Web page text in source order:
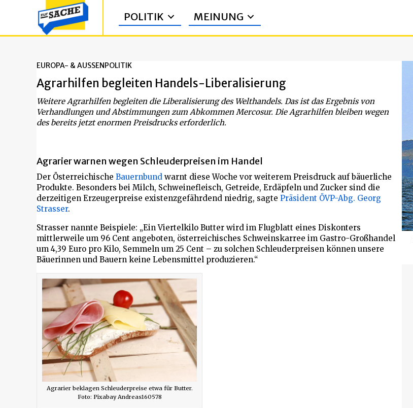
POLITIK MEINUNG
EUROPA- & AUSSENPOLITIK
Agrarhilfen begleiten Handels-Liberalisierung
Weitere Agrarhilfen begleiten die Liberalisierung des Welthandels. Das ist das Ergebnis von
Verhandlungen und Abstimmungen zum Abkommen Mercosur. Die Agrarhilfen bleiben wegen
des bereits jetzt enormen Preisdrucks erforderlich.
Agrarier warnen wegen Schleuderpreisen im Handel
Der Österreichische Bauernbund warnt diese Woche vor weiterem Preisdruck auf bäuerliche
Produkte. Besonders bei Milch, Schweinefleisch, Getreide, Erdäpfeln und Zucker sind die
derzeitigen Erzeugerpreise existenzgefährdend niedrig, sagte Präsident ÖVP-Abg. Georg
Strasser.
Strasser nannte Beispiele: „Ein Viertelkilo Butter wird im Flugblatt eines Diskonters
mittlerweile um 96 Cent angeboten, österreichisches Schweinskarree im Gastro-Großhandel
um 4,39 Euro pro Kilo, Semmeln um 25 Cent – zu solchen Schleuderpreisen können unsere
Bäuerinnen und Bauern keine Lebensmittel produzieren.“
Agrarier beklagen Schleuderpreise etwa für Butter.
Foto: Pixabay Andreas160578